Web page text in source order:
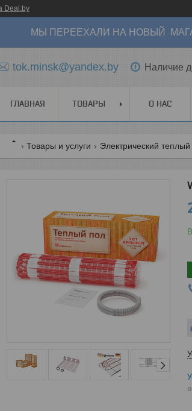
Deal.by
МЫ ПЕРЕЕХАЛИ НА НОВЫЙ
tok.minsk@yandex.by Наличие
ГЛАВНАЯ ТОВАРЫ О НАС
Товары и услуги Электрический